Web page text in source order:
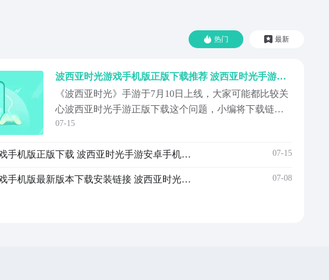
热门 最新
波西亚时光游戏手机版正版下载推荐 波西亚时光手游正版下载链接
《波西亚时光》手游于7月10日上线，大家可能都比较关
心波西亚时光手游正版下载这个问题，小编将下载链接
放在下方，想体验一下这个游戏的朋友可以点击链接进
下是一些关于波西亚时光手游的介绍和建议，希望对大
址》》》》》#波西...
07-15
波西亚时光游戏手机版正版下载 波西亚时光手游安卓手机版下载 07-15
波西亚时光游戏手机版最新版本下载安装链接 波西亚时光手游安卓下载链接推荐 07-08